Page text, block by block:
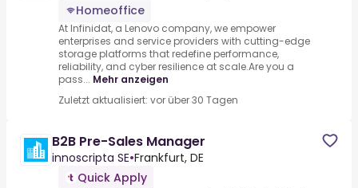
Homeoffice
At Infinidat, a Lenovo company, we empower
enterprises and service providers with cutting-edge
storage platforms that redefine performance,
reliability, and cyber resilience at scale.Are you a
pass... Mehr anzeigen
Zuletzt aktualisiert: vor über 30 Tagen
B2B Pre-Sales Manager
innoscripta SE•Frankfurt, DE
Quick Apply